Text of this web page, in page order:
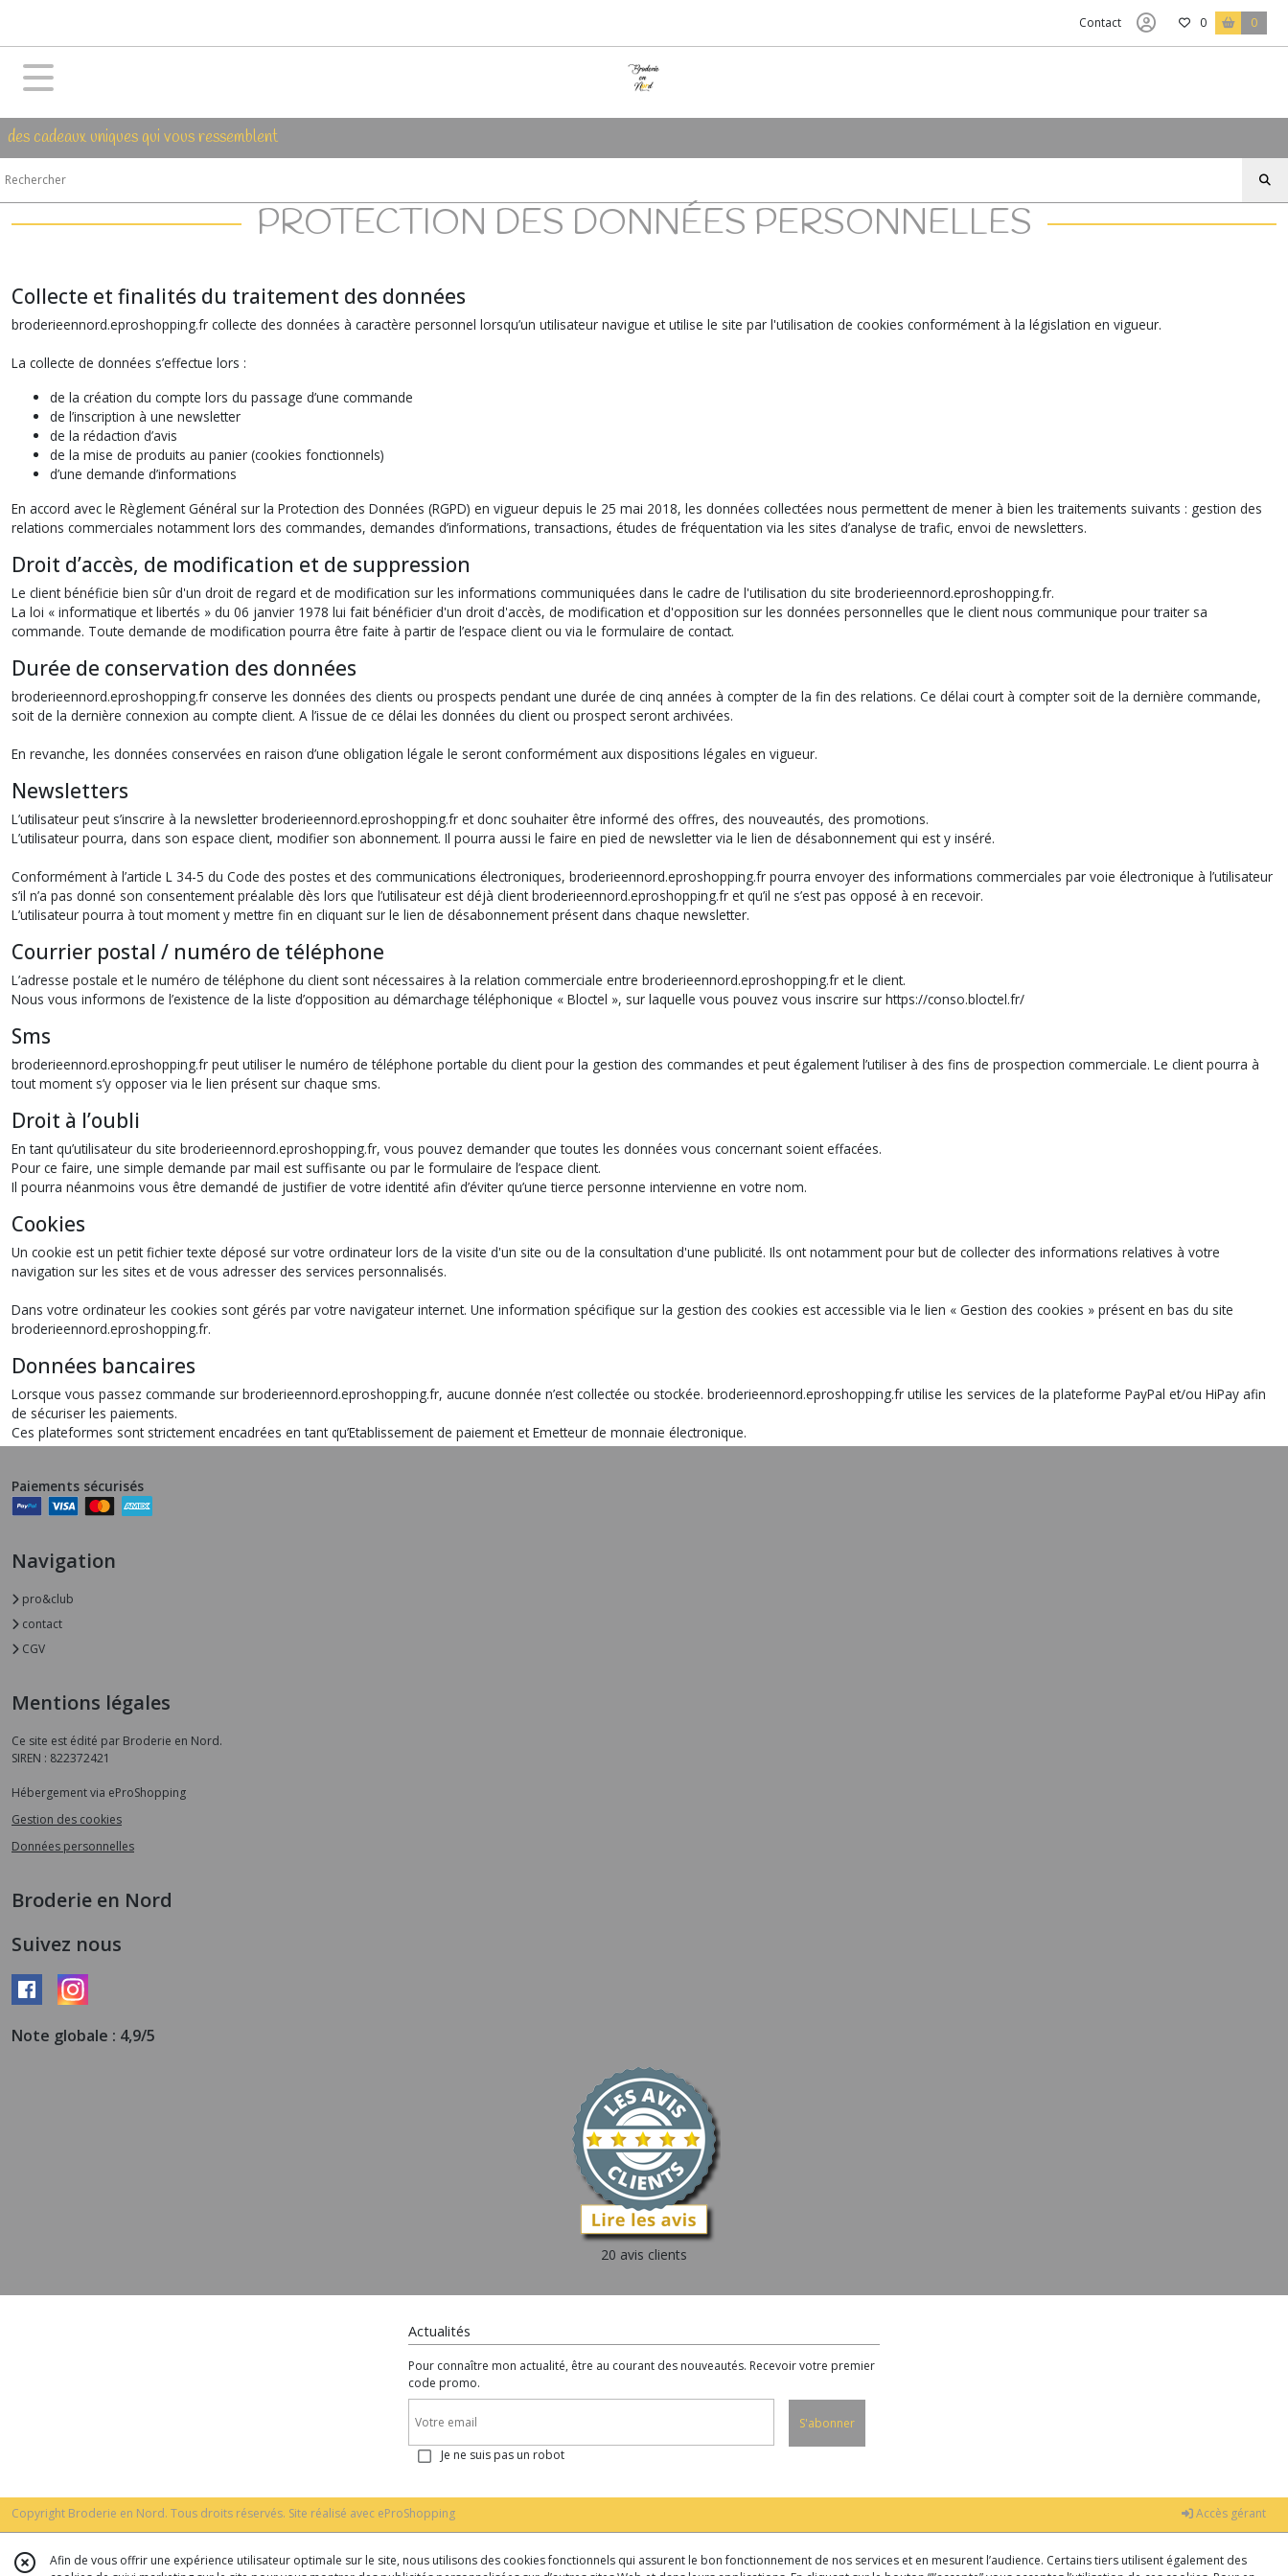
Contact 0 0
des cadeaux uniques qui vous ressemblent
PROTECTION DES DONNÉES PERSONNELLES
Collecte et finalités du traitement des données
broderieennord.eproshopping.fr collecte des données à caractère personnel lorsqu’un utilisateur navigue et utilise le site par l'utilisation de cookies conformément à la législation en vigueur.
La collecte de données s’effectue lors :
de la création du compte lors du passage d’une commande
de l’inscription à une newsletter
de la rédaction d’avis
de la mise de produits au panier (cookies fonctionnels)
d’une demande d’informations
En accord avec le Règlement Général sur la Protection des Données (RGPD) en vigueur depuis le 25 mai 2018, les données collectées nous permettent de mener à bien les traitements suivants : gestion des
relations commerciales notamment lors des commandes, demandes d’informations, transactions, études de fréquentation via les sites d’analyse de trafic, envoi de newsletters.
Droit d’accès, de modification et de suppression
Le client bénéficie bien sûr d'un droit de regard et de modification sur les informations communiquées dans le cadre de l'utilisation du site broderieennord.eproshopping.fr.
La loi « informatique et libertés » du 06 janvier 1978 lui fait bénéficier d'un droit d'accès, de modification et d'opposition sur les données personnelles que le client nous communique pour traiter sa
commande. Toute demande de modification pourra être faite à partir de l’espace client ou via le formulaire de contact.
Durée de conservation des données
broderieennord.eproshopping.fr conserve les données des clients ou prospects pendant une durée de cinq années à compter de la fin des relations. Ce délai court à compter soit de la dernière commande,
soit de la dernière connexion au compte client. A l’issue de ce délai les données du client ou prospect seront archivées.
En revanche, les données conservées en raison d’une obligation légale le seront conformément aux dispositions légales en vigueur.
Newsletters
L’utilisateur peut s’inscrire à la newsletter broderieennord.eproshopping.fr et donc souhaiter être informé des offres, des nouveautés, des promotions.
L’utilisateur pourra, dans son espace client, modifier son abonnement. Il pourra aussi le faire en pied de newsletter via le lien de désabonnement qui est y inséré.
Conformément à l’article L 34-5 du Code des postes et des communications électroniques, broderieennord.eproshopping.fr pourra envoyer des informations commerciales par voie électronique à l’utilisateur
s’il n’a pas donné son consentement préalable dès lors que l’utilisateur est déjà client broderieennord.eproshopping.fr et qu’il ne s’est pas opposé à en recevoir.
L’utilisateur pourra à tout moment y mettre fin en cliquant sur le lien de désabonnement présent dans chaque newsletter.
Courrier postal / numéro de téléphone
L’adresse postale et le numéro de téléphone du client sont nécessaires à la relation commerciale entre broderieennord.eproshopping.fr et le client.
Nous vous informons de l’existence de la liste d’opposition au démarchage téléphonique « Bloctel », sur laquelle vous pouvez vous inscrire sur https://conso.bloctel.fr/
Sms
broderieennord.eproshopping.fr peut utiliser le numéro de téléphone portable du client pour la gestion des commandes et peut également l’utiliser à des fins de prospection commerciale. Le client pourra à
tout moment s’y opposer via le lien présent sur chaque sms.
Droit à l’oubli
En tant qu’utilisateur du site broderieennord.eproshopping.fr, vous pouvez demander que toutes les données vous concernant soient effacées.
Pour ce faire, une simple demande par mail est suffisante ou par le formulaire de l’espace client.
Il pourra néanmoins vous être demandé de justifier de votre identité afin d’éviter qu’une tierce personne intervienne en votre nom.
Cookies
Un cookie est un petit fichier texte déposé sur votre ordinateur lors de la visite d'un site ou de la consultation d'une publicité. Ils ont notamment pour but de collecter des informations relatives à votre
navigation sur les sites et de vous adresser des services personnalisés.
Dans votre ordinateur les cookies sont gérés par votre navigateur internet. Une information spécifique sur la gestion des cookies est accessible via le lien « Gestion des cookies » présent en bas du site
broderieennord.eproshopping.fr.
Données bancaires
Lorsque vous passez commande sur broderieennord.eproshopping.fr, aucune donnée n’est collectée ou stockée. broderieennord.eproshopping.fr utilise les services de la plateforme PayPal et/ou HiPay afin
de sécuriser les paiements.
Ces plateformes sont strictement encadrées en tant qu’Etablissement de paiement et Emetteur de monnaie électronique.
Paiements sécurisés
Navigation
pro&club
contact
CGV
Mentions légales
Ce site est édité par Broderie en Nord.
SIREN : 822372421
Hébergement via eProShopping
Gestion des cookies
Données personnelles
Broderie en Nord
Suivez nous
Note globale : 4,9/5
20 avis clients
Actualités
Pour connaître mon actualité, être au courant des nouveautés. Recevoir votre premier
code promo.
S'abonner
Je ne suis pas un robot
Copyright Broderie en Nord. Tous droits réservés. Site réalisé avec eProShopping Accès gérant
Afin de vous offrir une expérience utilisateur optimale sur le site, nous utilisons des cookies fonctionnels qui assurent le bon fonctionnement de nos services et en mesurent l’audience. Certains tiers utilisent également des